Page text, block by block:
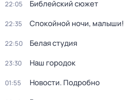
22:05 Библейский сюжет
22:35 Спокойной ночи, малыши!
22:50 Белая студия
23:30 Наш городок
01:55 Новости. Подробно